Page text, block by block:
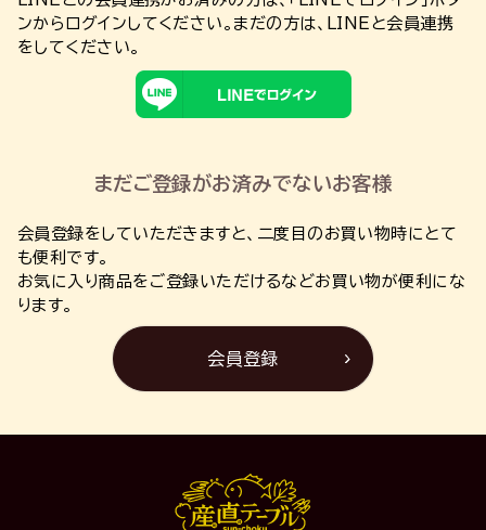
ンからログインしてください。まだの方は、 LINEと会員連携
をしてください。
まだご登録がお済みでないお客様
会員登録をしていただきますと、二度目のお買い物時にとて
も便利です。
お気に入り商品をご登録いただけるなどお買い物が便利にな
ります。
会員登録